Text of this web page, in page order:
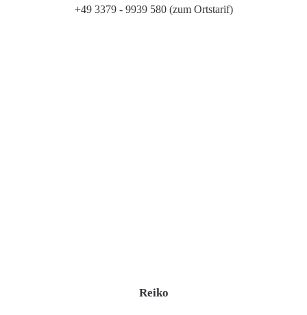
+49 3379 - 9939 580 (zum Ortstarif)
Reiko